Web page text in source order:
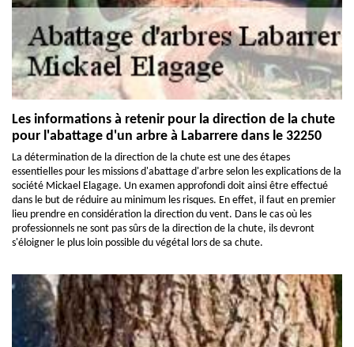
Les informations à retenir pour la direction de la chute
pour l'abattage d'un arbre à Labarrere dans le 32250
La détermination de la direction de la chute est une des étapes
essentielles pour les missions d'abattage d'arbre selon les explications de la
société Mickael Elagage. Un examen approfondi doit ainsi être effectué
dans le but de réduire au minimum les risques. En effet, il faut en premier
lieu prendre en considération la direction du vent. Dans le cas où les
professionnels ne sont pas sûrs de la direction de la chute, ils devront
s'éloigner le plus loin possible du végétal lors de sa chute.